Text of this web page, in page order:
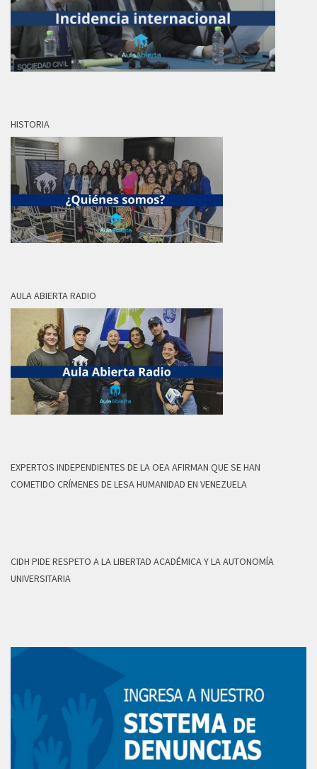
HISTORIA
AULA ABIERTA RADIO
EXPERTOS INDEPENDIENTES DE LA OEA AFIRMAN QUE SE HAN
COMETIDO CRÍMENES DE LESA HUMANIDAD EN VENEZUELA
CIDH PIDE RESPETO A LA LIBERTAD ACADÉMICA Y LA AUTONOMÍA
UNIVERSITARIA